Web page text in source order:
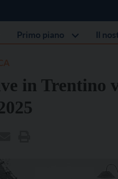
Primo piano Il
in Trentino